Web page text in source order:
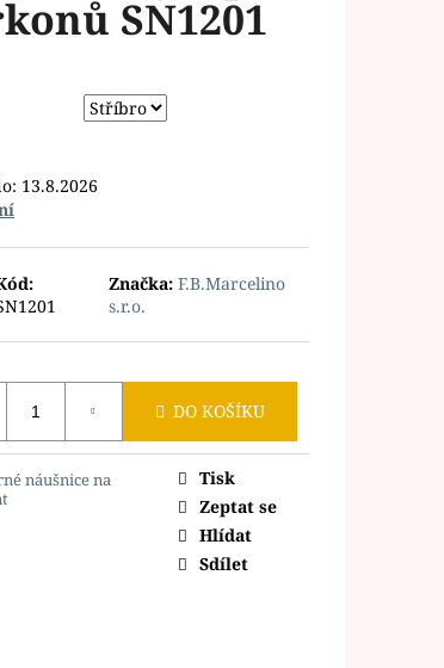
SN1201
13.8.2026
Značka:F.B.Marcelino
s.r.o.
DO KOŠÍKU
náušnice na
Tisk
Zeptat se
Hlídat
Sdílet